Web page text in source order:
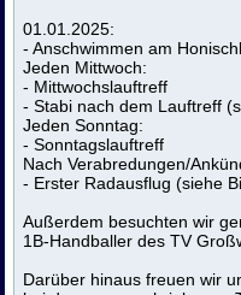
01.01.2025:
- Anschwimmen am
Jeden Mittwoch:
- Mittwochslauftreff
- Stabi nach dem Lauftreff (
Jeden Sonntag:
- Sonntagslauftreff
Nach Verabredungen/
- Erster Radausflug (siehe
Außerdem besuchten wir
1B-Handballer des TV
Darüber hinaus freuen wir